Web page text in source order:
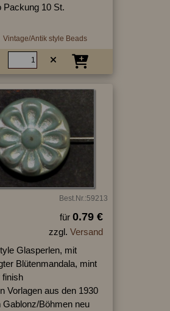
Packung 10 St.
Vintage/Antik style Beads
Best.Nr.:59213
für 0.79 €
zzgl. Versand
Glasperlen, mit
Blütenmandala, mint
finish
Vorlagen aus den 1930
Gablonz/Böhmen neu